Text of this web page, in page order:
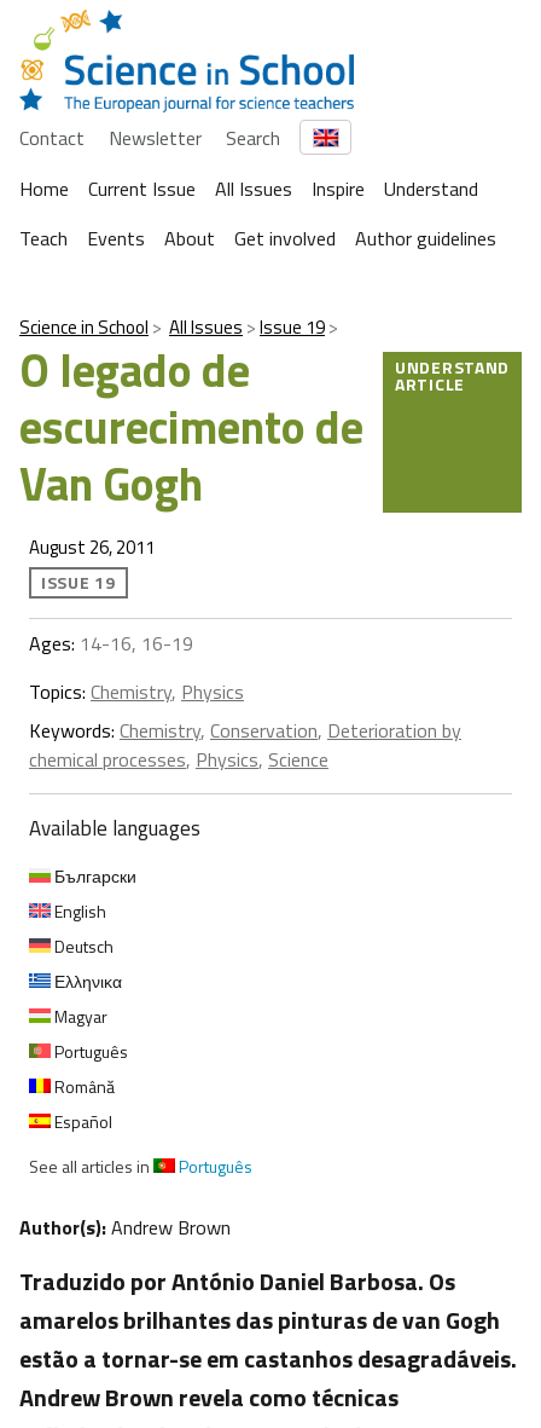
Contact Newsletter
Search
Home
Current Issue All Issues Inspire
Understand
Teach
Events About Get involved Author guidelines
Science in School All Issues Issue 19
O legado de
escurecimento de
Van Gogh
UNDERSTAND
ARTICLE
August 26, 2011
ISSUE 19
Ages: 14-16, 16-19
Topics: Chemistry, Physics
Keywords: Chemistry, Conservation, Deterioration by
chemical processes, Physics, Science
Available languages
Български
English
Deutsch
Ελληνικα
Magyar
Português
Română
Español
See all articles in
Português
Author(s):Andrew Brown
Traduzido por António Daniel Barbosa. Os
amarelos brilhantes das pinturas de van Gogh
estão a tornar-se em castanhos desagradáveis.
Andrew Brown revela como técnicas